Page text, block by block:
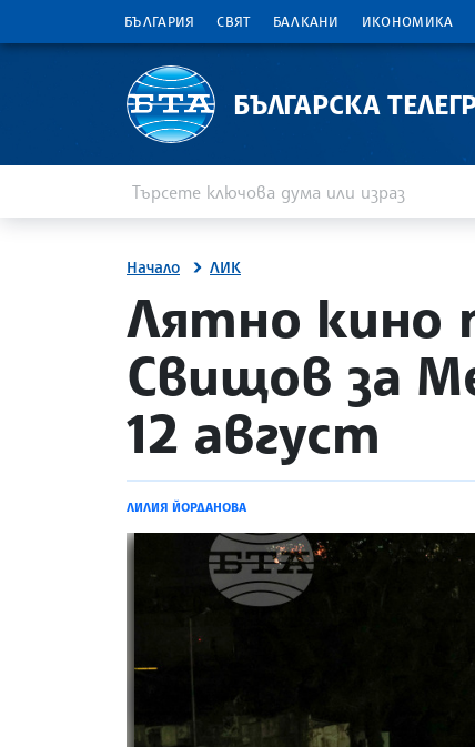
БЪЛГАРИЯ СВЯТ БАЛКАНИ ИКОНОМИКА
БЪЛГАРСКА
Начало ЛИК
site.bta
Лятно кино
Свищов за
12 август
ЛИЛИЯ ЙОРДАНОВА